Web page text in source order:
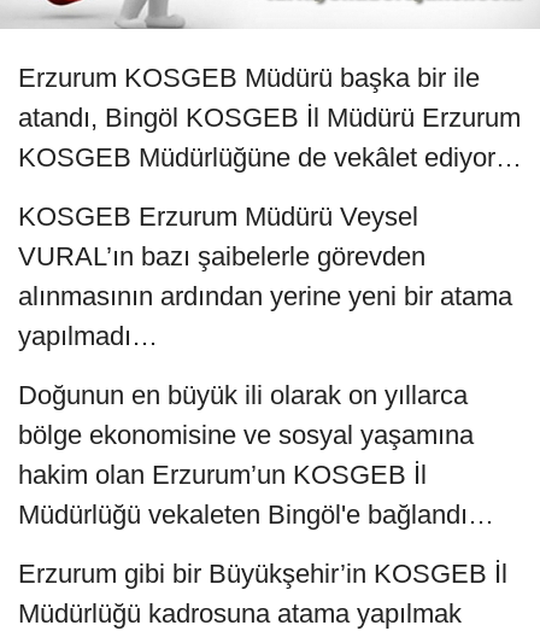
Erzurum KOSGEB Müdürü başka bir ile
atandı, Bingöl KOSGEB İl Müdürü Erzurum
KOSGEB Müdürlüğüne de vekâlet ediyor…
KOSGEB Erzurum Müdürü Veysel
VURAL’ın bazı şaibelerle görevden
alınmasının ardından yerine yeni bir atama
yapılmadı…
Doğunun en büyük ili olarak on yıllarca
bölge ekonomisine ve sosyal yaşamına
hakim olan Erzurum’un KOSGEB İl
Müdürlüğü vekaleten Bingöl'e bağlandı…
Erzurum gibi bir Büyükşehir’in KOSGEB İl
Müdürlüğü kadrosuna atama yapılmak